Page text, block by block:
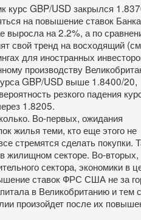
курс GBP/USD закрылся
на повышение ставок Банка
выросла на 2.2%, а по
свой тренд на восходящий
для иностранных
производству
GBP/USD выше 1.8400/20,
резкого падения
1.8205.
Во-первых, ожидания
жилья теми, кто еще этого не
стремятся сделать покупки.
жилищном секторе. Во-вторых,
сектора, экономики в
ставок ФРС США не за
в Великобританию и тем
произойдет после их